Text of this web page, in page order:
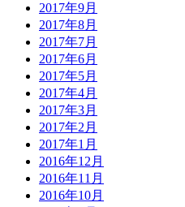
2017年9月
2017年8月
2017年7月
2017年6月
2017年5月
2017年4月
2017年3月
2017年2月
2017年1月
2016年12月
2016年11月
2016年10月